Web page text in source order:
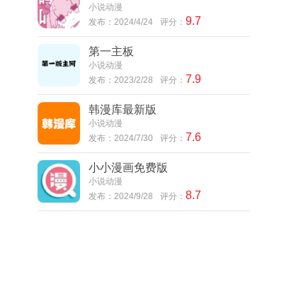
小说动漫
发布：2024/4/24
评分： 9.7
第一主板
小说动漫
发布：2023/2/28
评分： 7.9
韩漫库最新版
小说动漫
发布：2024/7/30
评分： 7.6
小小漫画免费版
小说动漫
发布：2024/9/28
评分： 8.7